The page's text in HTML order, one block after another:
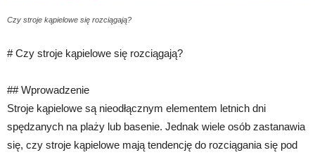
Czy stroje kąpielowe się rozciągają?
# Czy stroje kąpielowe się rozciągają?
## Wprowadzenie
Stroje kąpielowe są nieodłącznym elementem letnich dni
spędzanych na plaży lub basenie. Jednak wiele osób zastanawia
się, czy stroje kąpielowe mają tendencję do rozciągania się pod